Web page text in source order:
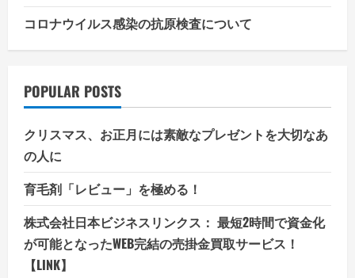
コロナウイルス感染の抗原検査について
POPULAR POSTS
クリスマス、お正月には素敵なプレゼントを大切なあ
の人に
育毛剤「レビュー」を極める！
株式会社日本ビジネスリンクス： 最短2時間で資金化
が可能となったWEB完結の売掛金買取サービス！
【LINK】